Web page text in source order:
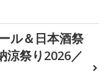
ル＆日本酒祭
涼祭り2026／